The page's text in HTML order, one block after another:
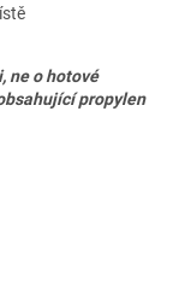
ne o hotové
propylen